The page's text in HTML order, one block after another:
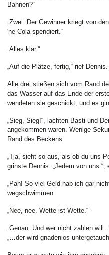
Bahnen?“
„Zwei. Der Gewinner kriegt von
'ne Cola spendiert.“
„Alles klar.“
„Auf die Plätze, fertig,“ rief Dennis.
Alle drei stießen sich vom Rand
das Wasser auf das Ende der
wendeten sie geschickt, und es
„Sieg, Sieg!“, lachten Basti und
angekommen waren. Wenige
Rand des Beckens.
„Tja, sieht so aus, als ob du uns
grinste Dennis. „Jedem von uns.“,
„Pah! So viel Geld hab ich gar
wegschwimmen.
„Nee, nee. Wette ist Wette.“
„Genau. Und wer nicht zahlen
„…der wird gnadenlos